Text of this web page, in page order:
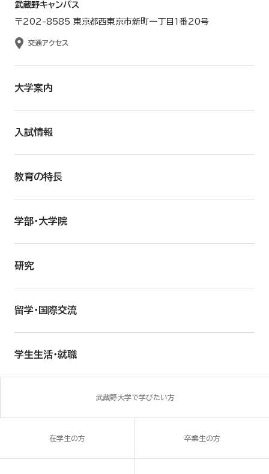
武蔵野キャンパス
〒202-8585 東京都西東京市新町一丁目１番20号
交通アクセス
大学案内
入試情報
教育の特長
学部・大学院
研究
留学・国際交流
学生生活・就職
武蔵野大学で学びたい方
在学生の方 卒業生の方